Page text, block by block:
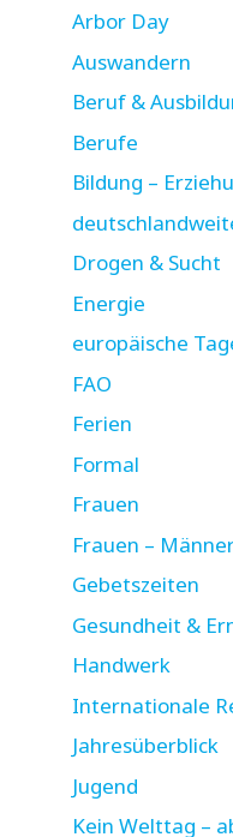
Arbor Day
Auswandern
Beruf &
Berufe
Bildung –
Drogen & Sucht
Energie
europäische
FAO
Ferien
Formal
Frauen
Frauen –
Gebetszeiten
Gesundheit &
Handwerk
Internationale
Jahresüberblick
Jugend
Kein Welttag –